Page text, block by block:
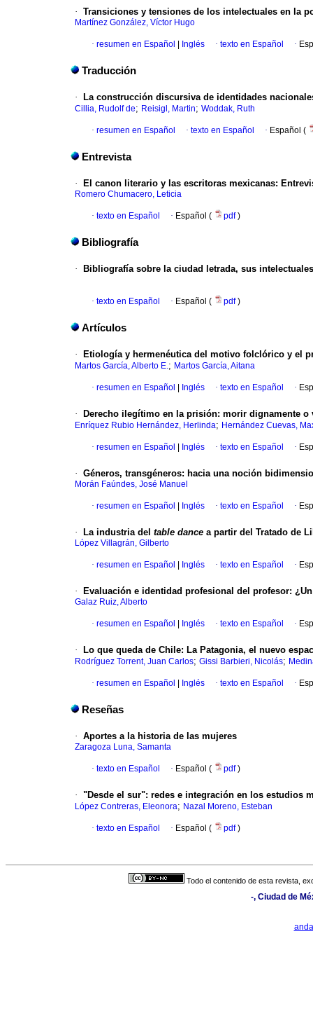
· Transiciones y tensiones de los intelectuales en la
Martínez González, Víctor Hugo
· resumen en Español Inglés · texto en Español ·
Traducción
· La construcción discursiva de identidades
Cillia, Rudolf de; Reisigl, Martin; Woddak, Ruth
· resumen en Español · texto en Español · Español (
Entrevista
· El canon literario y las escritoras mexicanas:
Romero Chumacero, Leticia
· texto en Español · Español ( pdf)
Bibliografía
· Bibliografía sobre la ciudad letrada, sus
· texto en Español · Español ( pdf)
Artículos
· Etiología y hermenéutica del motivo folclórico y el
Martos García, Alberto E.; Martos García, Aitana
· resumen en Español Inglés · texto en Español ·
· Derecho ilegítimo en la prisión: morir dignamente o
Enríquez Rubio Hernández, Herlinda; Hernández Cuevas,
· resumen en Español Inglés · texto en Español ·
· Géneros, transgéneros: hacia una noción
Morán Faúndes, José Manuel
· resumen en Español Inglés · texto en Español ·
· La industria del table dance a partir del Tratado de
López Villagrán, Gilberto
· resumen en Español Inglés · texto en Español ·
· Evaluación e identidad profesional del profesor:
Galaz Ruiz, Alberto
· resumen en Español Inglés · texto en Español ·
· Lo que queda de Chile: La Patagonia, el nuevo
Rodríguez Torrent, Juan Carlos; Gissi Barbieri, Nicolás;
· resumen en Español Inglés · texto en Español ·
Reseñas
· Aportes a la historia de las mujeres
Zaragoza Luna, Samanta
· texto en Español · Español ( pdf)
· "Desde el sur": redes e integración en los estudios
López Contreras, Eleonora; Nazal Moreno, Esteban
· texto en Español · Español ( pdf)
Todo el contenido de esta revista,
-, Ciudad de